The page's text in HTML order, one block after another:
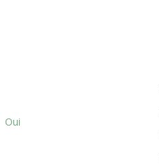
Oui